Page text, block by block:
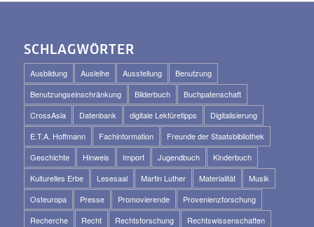
SCHLAGWÖRTER
Ausbildung Ausleihe Ausstellung
Benutzung
Benutzungseinschränkung
Bilderbuch
Buchpatenschaft
CrossAsia
Datenbank digitale Lektüretipps
Digitalisierung
E.T.A. Hoffmann
Fachinformation
Freunde der Staatsbibliothek
Geschichte
Hinweis Import Jugendbuch
Kinderbuch
Kulturelles Erbe
Lesesaal Martin Luther Materialität
Musik
Osteuropa
Presse Promovierende
Provenienzforschung
Recherche
Recht Rechtsforschung
Rechtswissenschaften